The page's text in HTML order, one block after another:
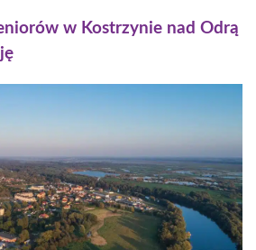
w Kostrzynie nad Odrą